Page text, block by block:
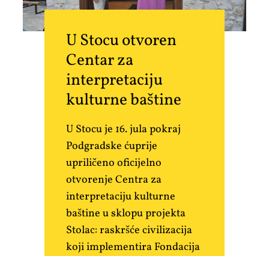
U Stocu otvoren
Centar za
interpretaciju
kulturne baštine
U Stocu je 16. jula pokraj
Podgradske ćuprije
upriličeno oficijelno
otvorenje Centra za
interpretaciju kulturne
baštine u sklopu projekta
Stolac: raskršće civilizacija
koji implementira Fondacija